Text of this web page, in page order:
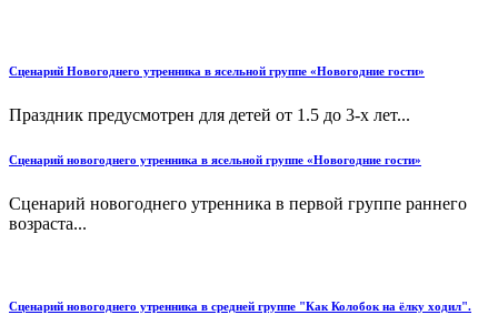
Сценарий Новогоднего утренника в ясельной группе «Новогодние гости»
Праздник предусмотрен для детей от 1.5 до 3-х лет...
Сценарий новогоднего утренника в ясельной группе «Новогодние гости»
Сценарий новогоднего утренника в первой группе раннего
возраста...
Сценарий новогоднего утренника в средней группе "Как Колобок на ёлку ходил".